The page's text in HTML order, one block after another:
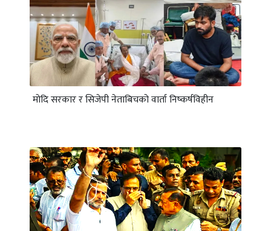
माेदि सरकार र सिजेपी नेताबिचको वार्ता निष्कर्षविहीन